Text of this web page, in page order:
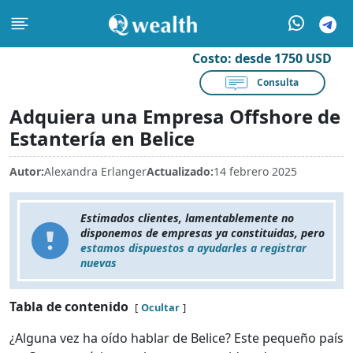
Costo: desde 1750 USD
Consulta
Adquiera una Empresa Offshore de
Estantería en Belice
Autor:Alexandra ErlangerActualizado:14 febrero 2025
Estimados clientes, lamentablemente no
disponemos de empresas ya constituidas, pero
estamos dispuestos a ayudarles a registrar
nuevas
Tabla de contenido Ocultar
¿Alguna vez ha oído hablar de Belice? Este pequeño país